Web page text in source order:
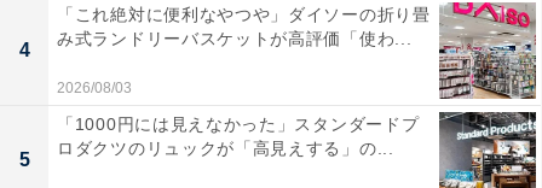
源泉かけ流しのお湯はほどよく熱めで、体の芯から
じわじわと温まる感じがします。ほんのりと漂う硫
黄の香りがいかにも温泉らしく、湯の花も見られて
満足でした。
4
「これ絶対に便利なやつや」ダイソーの折り畳
み式ランドリーバスケットが高評価「使わ...
2026/08/03
5
「1000円には見えなかった」スタンダードプ
ロダクツのリュックが「高見えする」の...